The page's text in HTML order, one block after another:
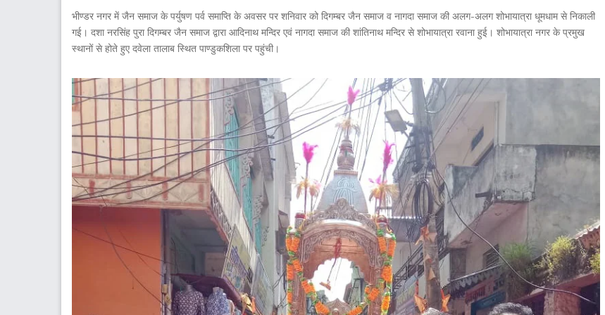
भीण्डर नगर में जैन समाज के पर्युषण पर्व समाप्ति के अवसर पर शनिवार को दिगम्बर जैन समाज व नागदा समाज की अलग-अलग शोभायात्रा धूमधाम से निकाली
गई। दशा नरसिंह पुरा दिगम्बर जैन समाज द्वारा आदिनाथ मन्दिर एवं नागदा समाज की शांतिनाथ मन्दिर से शोभायात्रा रवाना हुई। शोभायात्रा नगर के प्रमुख
स्थानों से होते हुए दवेला तालाब स्थित पाण्डुकशिला पर पहुंची।